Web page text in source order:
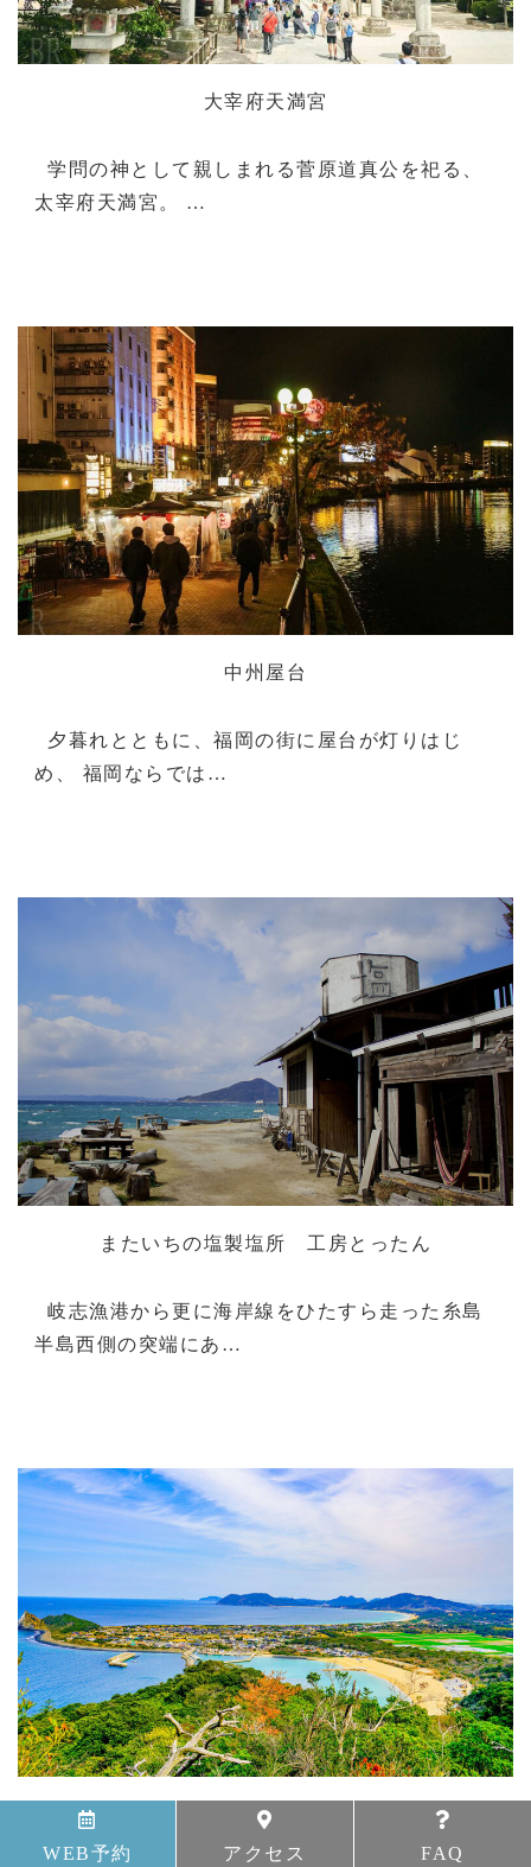
大宰府天満宮
学問の神として親しまれる菅原道真公を祀る、
太宰府天満宮。 …
中州屋台
夕暮れとともに、福岡の街に屋台が灯りはじ
め、 福岡ならでは…
またいちの塩製塩所 工房とったん
岐志漁港から更に海岸線をひたすら走った糸島
半島西側の突端にあ…
立石山
WEB予約
アクセス FAQ